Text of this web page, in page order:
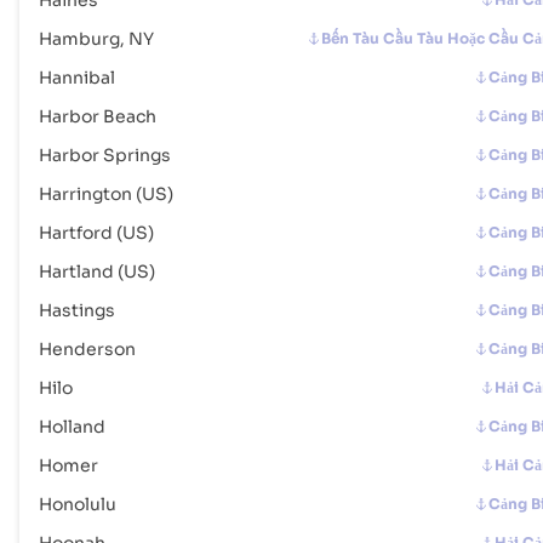
Florence (US)
Cảng Biển
Địa chỉ :Florence (US), United States of America, usa
Mã bưu chính :-
Fort Pierce (US)
Hải Cảng
Địa chỉ :Fort Pierce (US), United States of America, usa
Mã bưu chính :
Fort Smith (US)
Địa chỉ :Fort Smith (US), United States of America, usa
Mã bưu chính :
Hamburg, NY Bến Tàu Cầu Tàu Hoặc Cầu
Hannibal Cảng
Harbor Beach Cảng
Harbor Springs Cảng
Harrington (US) Cảng
Hartford (US) Cảng
Hartland (US) Cảng
Hastings Cảng
Henderson Cảng
Hilo Hải
Holland Cảng
Homer Hải
Honolulu Cảng